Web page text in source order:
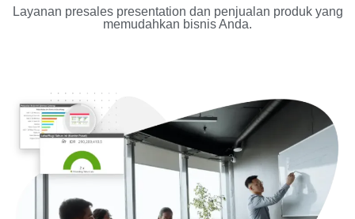
Layanan presales presentation dan penjualan produk yang
memudahkan bisnis Anda.